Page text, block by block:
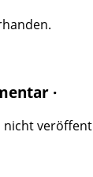
·
nicht